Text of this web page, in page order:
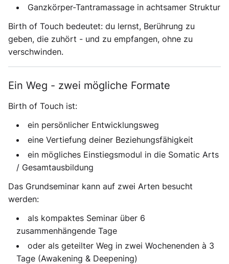
Ganzkörper-Tantramassage in achtsamer Struktur
Birth of Touch bedeutet: du lernst, Berührung zu
geben, die zuhört - und zu empfangen, ohne zu
verschwinden.
Ein Weg - zwei mögliche Formate
Birth of Touch ist:
ein persönlicher Entwicklungsweg
eine Vertiefung deiner Beziehungsfähigkeit
ein mögliches Einstiegsmodul in die Somatic Arts
/ Gesamtausbildung
Das Grundseminar kann auf zwei Arten besucht
werden:
als kompaktes Seminar über 6
zusammenhängende Tage
oder als geteilter Weg in zwei Wochenenden à 3
Tage (Awakening & Deepening)